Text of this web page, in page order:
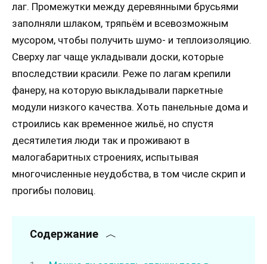
лаг. Промежутки между деревянными брусьями
заполняли шлаком, тряпьём и всевозможным
мусором, чтобы получить шумо- и теплоизоляцию.
Сверху лаг чаще укладывали доски, которые
впоследствии красили. Реже по лагам крепили
фанеру, на которую выкладывали паркетные
модули низкого качества. Хоть панельные дома и
строились как временное жильё, но спустя
десятилетия люди так и проживают в
малогабаритных строениях, испытывая
многочисленные неудобства, в том числе скрип и
прогибы половиц.
Содержание